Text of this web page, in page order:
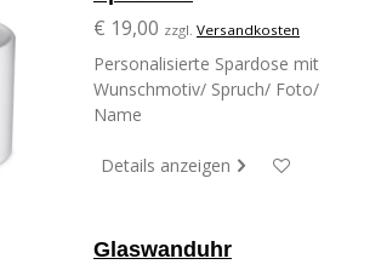
€ 19,00 zzgl. Versandkosten
Personalisierte Spardose mit
Wunschmotiv/ Spruch/ Foto/
Name
Details anzeigen
Glaswanduhr